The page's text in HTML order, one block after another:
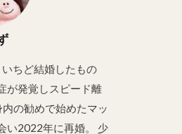
ちど結婚したもの
が発覚しスピード離
の勧めで始めたマッ
い2022年に再婚。 少